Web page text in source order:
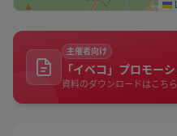
主催者向け
「イベコ」プロモー
資料のダウンロードはこちら